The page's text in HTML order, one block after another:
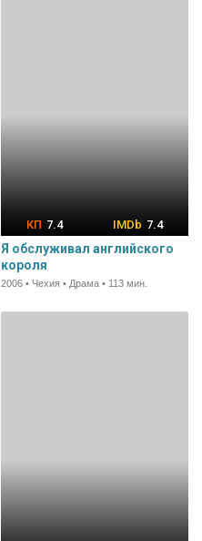
7.4 7.4
Я обслуживал английского
короля
2006 • Чехия • Драма • 113 мин.